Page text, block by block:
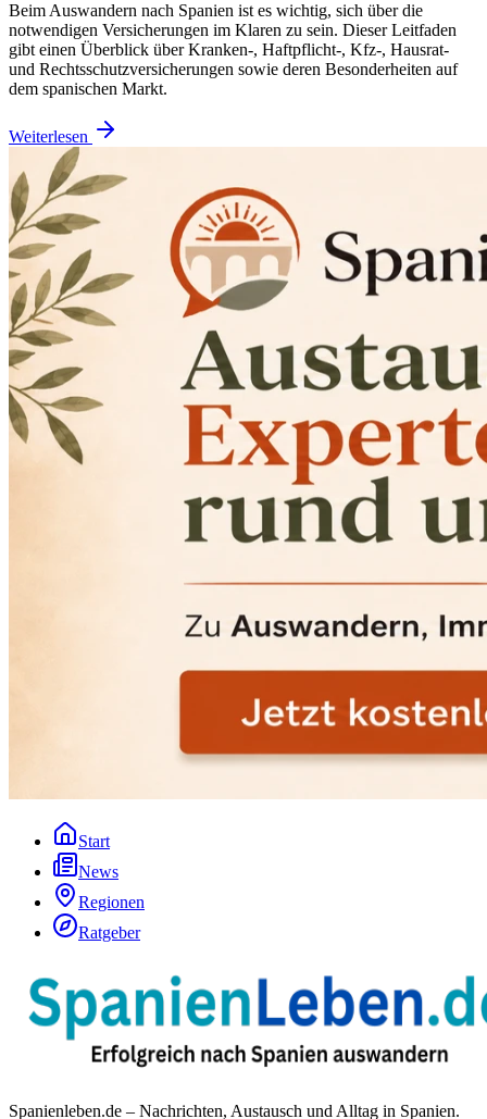
Beim Auswandern nach Spanien ist es wichtig, sich über die
notwendigen Versicherungen im Klaren zu sein. Dieser Leitfaden
gibt einen Überblick über Kranken-, Haftpflicht-, Kfz-, Hausrat-
und Rechtsschutzversicherungen sowie deren Besonderheiten auf
dem spanischen Markt.
Weiterlesen
Start
News
Regionen
Ratgeber
Spanienleben.de – Nachrichten, Austausch und Alltag in Spanien.